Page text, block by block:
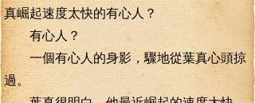
真崛起速度太快的有心人？
有心人？
一個有心人的身影，驟地從葉真心頭掠
過。